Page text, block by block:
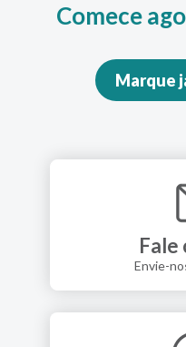
Comece
Marque
Fale
Envie-